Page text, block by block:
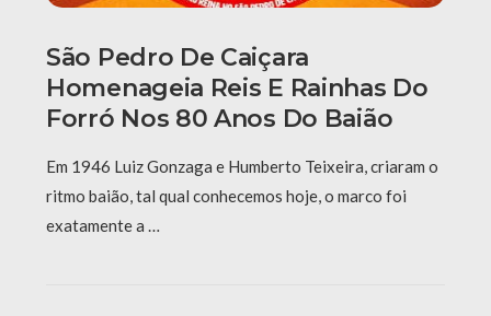
São Pedro De Caiçara
Homenageia Reis E Rainhas Do
Forró Nos 80 Anos Do Baião
Em 1946 Luiz Gonzaga e Humberto Teixeira, criaram o
ritmo baião, tal qual conhecemos hoje, o marco foi
exatamente a …